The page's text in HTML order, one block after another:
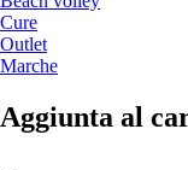
Cure
Outlet
Marche
Aggiunta al